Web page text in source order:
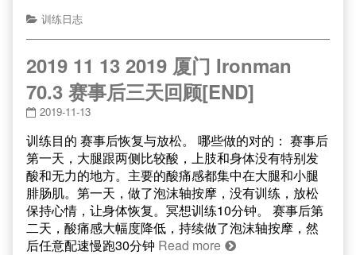
训练日志
2019 11 13 2019 厦门 Ironman
70.3 赛事后三天回顾[END]
2019-11-13
训练目的 赛事后恢复与放松。 哪些做的对的： 赛事后
第一天，大腿跟两侧比较酸，上肢和身体没有特别发
酸和无力的地方。主要的酸痛感都集中在大腿和小腿
腓肠肌。第一天，做了泡沫轴按摩，没有训练，放松
保持心情，让身体恢复。冥想训练10分钟。 赛事后第
二天，酸痛感大幅度降低，持续做了泡沫轴按摩，然
后任意配速慢跑30分钟 Read more